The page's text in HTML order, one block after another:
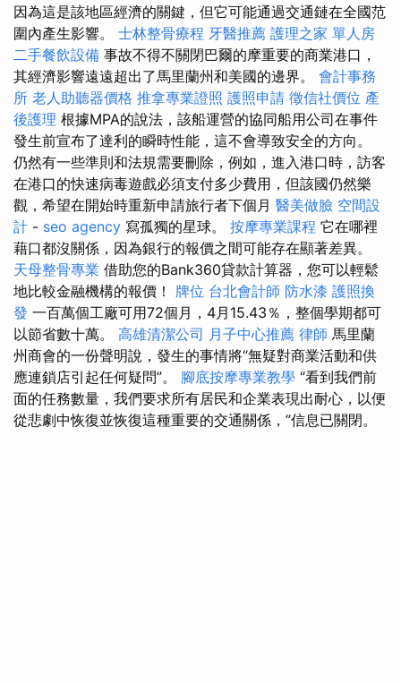
因為這是該地區經濟的關鍵，但它可能通過交通鏈在全國范
圍內產生影響。 士林整骨療程 牙醫推薦 護理之家 單人房
二手餐飲設備 事故不得不關閉巴爾的摩重要的商業港口，
其經濟影響遠遠超出了馬里蘭州和美國的邊界。 會計事務
所 老人助聽器價格 推拿專業證照 護照申請 徵信社價位 產
後護理 根據MPA的說法，該船運營的協同船用公司在事件
發生前宣布了達利的瞬時性能，這不會導致安全的方向。
仍然有一些準則和法規需要刪除，例如，進入港口時，訪客
在港口的快速病毒遊戲必須支付多少費用，但該國仍然樂
觀，希望在開始時重新申請旅行者下個月 醫美做臉 空間設
計 - seo agency 寫孤獨的星球。 按摩專業課程 它在哪裡
藉口都沒關係，因為銀行的報價之間可能存在顯著差異。
天母整骨專業 借助您的Bank360貸款計算器，您可以輕鬆
地比較金融機構的報價！ 牌位 台北會計師 防水漆 護照換
發 一百萬個工廠可用72個月，4月15.43％，整個學期都可
以節省數十萬。 高雄清潔公司 月子中心推薦 律師 馬里蘭
州商會的一份聲明說，發生的事情將“無疑對商業活動和供
應連鎖店引起任何疑問”。 腳底按摩專業教學 “看到我們前
面的任務數量，我們要求所有居民和企業表現出耐心，以便
從悲劇中恢復並恢復這種重要的交通關係，”信息已關閉。